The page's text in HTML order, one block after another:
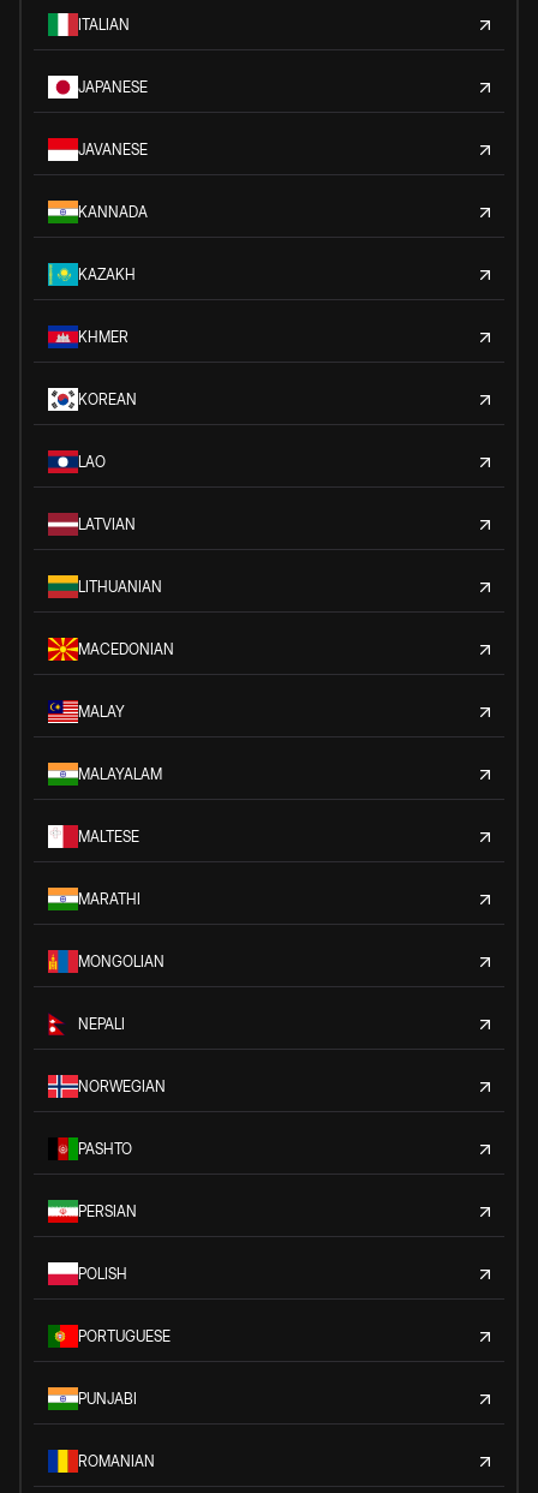
ITALIAN
JAPANESE
JAVANESE
KANNADA
KAZAKH
KHMER
KOREAN
LAO
LATVIAN
LITHUANIAN
MACEDONIAN
MALAY
MALAYALAM
MALTESE
MARATHI
MONGOLIAN
NEPALI
NORWEGIAN
PASHTO
PERSIAN
POLISH
PORTUGUESE
PUNJABI
ROMANIAN